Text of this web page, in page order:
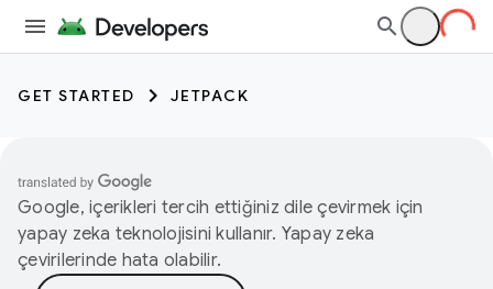
GET STARTED JETPACK
Google, içerikleri tercih ettiğiniz dile çevirmek için
yapay zeka teknolojisini kullanır. Yapay zeka
çevirilerinde hata olabilir.